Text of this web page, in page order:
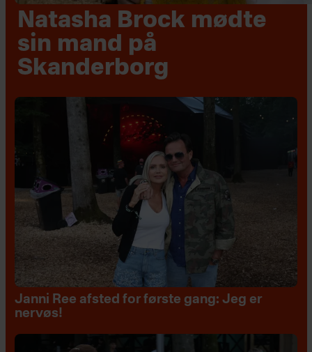
Natasha Brock mødte
sin mand på
Skanderborg
Janni Ree afsted for første gang: Jeg er
nervøs!